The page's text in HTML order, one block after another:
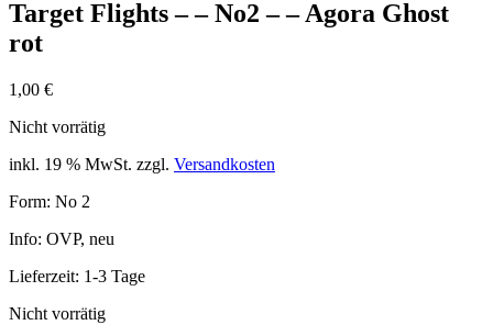
Target Flights – – No2 – – Agora Ghost
rot
1,00 €
Nicht vorrätig
inkl. 19 % MwSt. zzgl. Versandkosten
Form: No 2
Info: OVP, neu
Lieferzeit: 1-3 Tage
Nicht vorrätig